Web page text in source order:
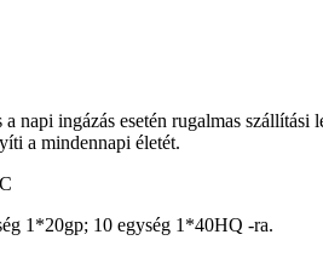
napi ingázás esetén rugalmas szállítási
a mindennapi életét.
1*20gp; 10 egység 1*40HQ -ra.